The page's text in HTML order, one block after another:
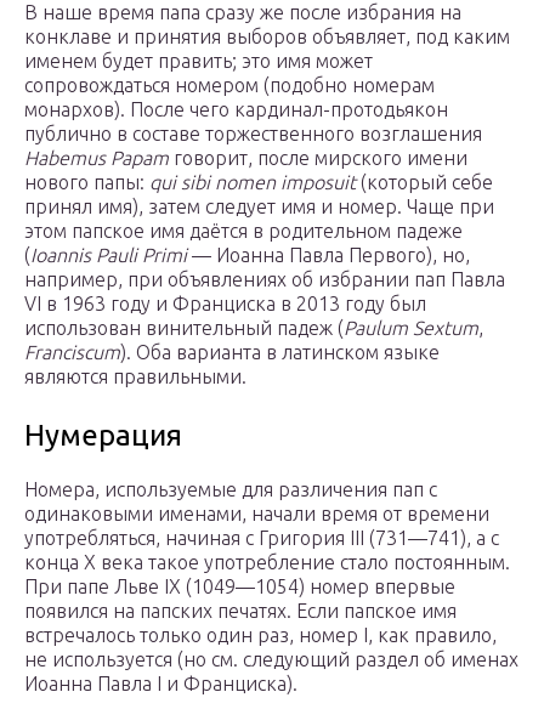
В наше время папа сразу же после избрания на
конклаве и принятия выборов объявляет, под каким
именем будет править; это имя может
сопровождаться номером (подобно номерам
монархов). После чего кардинал-протодьякон
публично в составе торжественного возглашения
Habemus Papam говорит, после мирского имени
нового папы: qui sibi nomen imposuit(который себе
принял имя), затем следует имя и номер. Чаще при
этом папское имя даётся в родительном падеже
(Ioannis Pauli Primi— Иоанна Павла Первого), но,
например, при объявлениях об избрании пап Павла
VI в 1963 году и Франциска в 2013 году был
использован винительный падеж (Paulum Sextum,
Franciscum). Оба варианта в латинском языке
являются правильными.
Нумерация
Номера, используемые для различения пап с
одинаковыми именами, начали время от времени
употребляться, начиная с Григория III (731—741), а с
конца X века такое употребление стало постоянным.
При папе Льве IX (1049—1054) номер впервые
появился на папских печатях. Если папское имя
встречалось только один раз, номер I, как правило,
не используется (но см. следующий раздел об именах
Иоанна Павла I и Франциска).